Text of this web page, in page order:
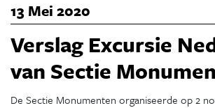
13 Mei 2020
Verslag Excursie
van Sectie
De Sectie Monumenten organiseerde op 2